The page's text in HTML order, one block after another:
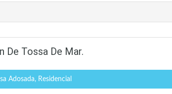
De Tossa De Mar.
Adosada, Residencial